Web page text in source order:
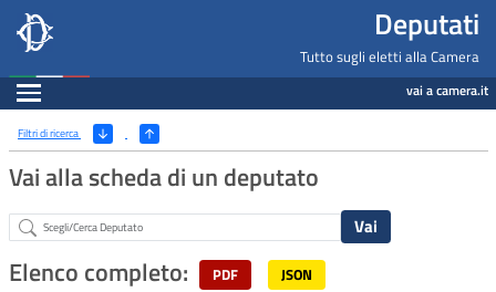
Deputati, Camera dei Deputati -
Salta al contenuto principale
Salta al menu di navigazione Deputati
Tutto sugli eletti alla Camera
Espandi vai a camera.it
Ricerca
Filtri di ricerca (Apri/Chiudi filtri)
Vai alla scheda di un deputato
Abstract
Elenco completo: PDF JSON
Navigazione pagine di servizio
Fine pagina
Salta al contenuto principale
Salta al menu di navigazione
Vai a inizio pagina